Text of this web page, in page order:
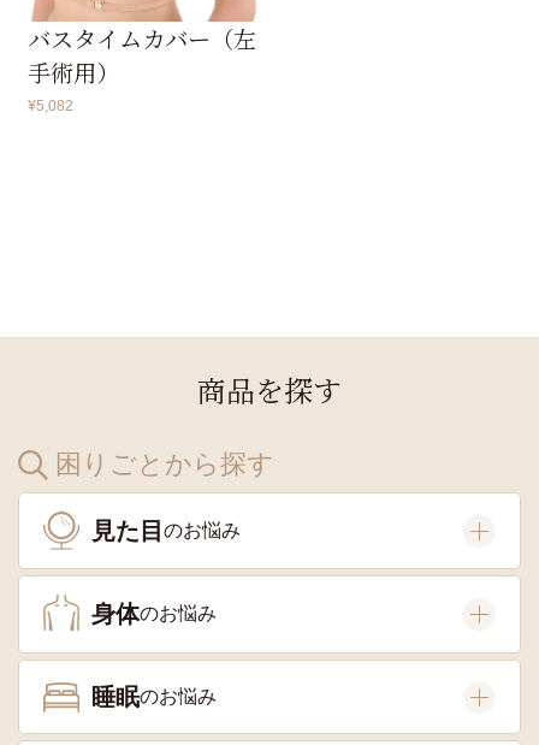
バスタイムカバー（左
手術用）
¥5,082
商品を探す
困りごとから探す
見た目
身体
睡眠